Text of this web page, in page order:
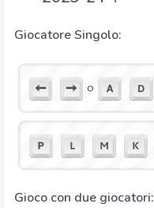
Giocatore Singolo:
o
Gioco con due giocatori: